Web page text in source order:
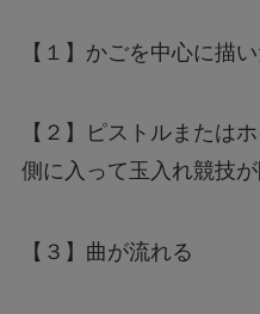
【１】かごを中心に描
【２】ピストルまたは
側に入って玉入れ競技
【３】曲が流れる